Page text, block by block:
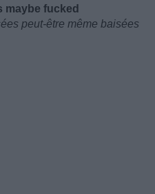
maybe fucked
peut-être même baisées